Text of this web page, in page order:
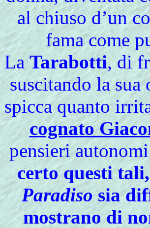
al chiuso d’un
fama come
LaTarabotti, di
suscitando la
spicca quanto
cognato
pensieri
certo questi
Paradisosia
mostrano di